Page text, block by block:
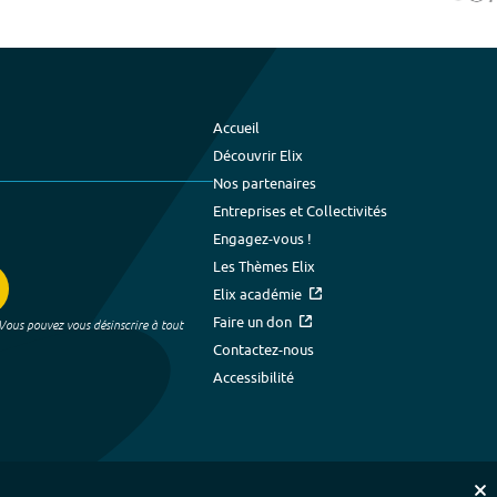
pouvez vous désinscrire à tout
Accueil
Découvrir Elix
Nos partenaires
Entreprises et Collectivités
Engagez-vous !
Les Thèmes Elix
Elix académie
Faire un don
Contactez-nous
Accessibilité